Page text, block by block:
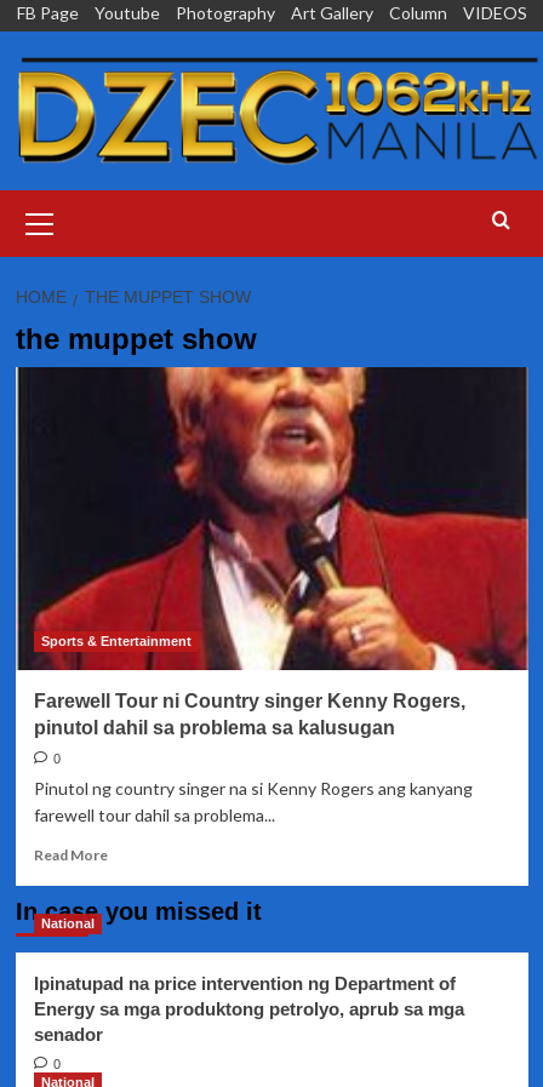
Skip
content
FB Page Youtube Photography Art Gallery Column VIDEOS
Menu
HOME THE MUPPET SHOW
the muppet show
Sports & Entertainment
Farewell Tour ni Country singer Kenny Rogers,
pinutol dahil sa problema sa kalusugan
0
Pinutol ng country singer na si Kenny Rogers ang kanyang
farewell tour dahil sa problema...
Read MoreRead
Farewell
Country
singer
In case you missed it
National
Ipinatupad na price intervention ng Department of
Energy sa mga produktong petrolyo, aprub sa mga
senador
0
National